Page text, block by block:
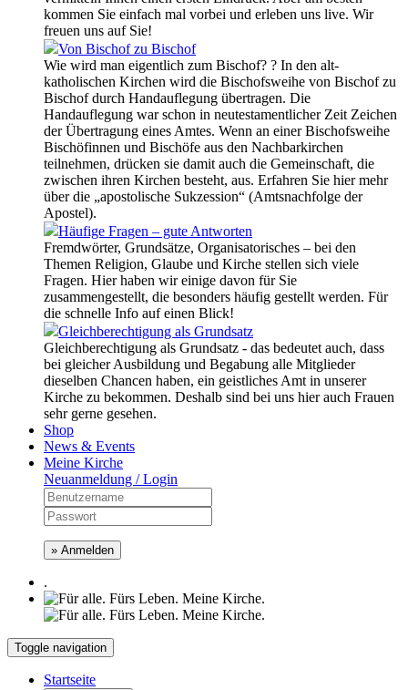
kommen Sie einfach mal vorbei und erleben uns live. Wir
freuen uns auf Sie!
Von Bischof zu Bischof
Wie wird man eigentlich zum Bischof? ? In den alt-
katholischen Kirchen wird die Bischofsweihe von Bischof zu
Bischof durch Handauflegung übertragen. Die
Handauflegung war schon in neutestamentlicher Zeit Zeichen
der Übertragung eines Amtes. Wenn an einer Bischofsweihe
Bischöfinnen und Bischöfe aus den Nachbarkirchen
teilnehmen, drücken sie damit auch die Gemeinschaft, die
zwischen ihren Kirchen besteht, aus. Erfahren Sie hier mehr
über die „apostolische Sukzession“ (Amtsnachfolge der
Apostel).
Häufige Fragen – gute Antworten
Fremdwörter, Grundsätze, Organisatorisches – bei den
Themen Religion, Glaube und Kirche stellen sich viele
Fragen. Hier haben wir einige davon für Sie
zusammengestellt, die besonders häufig gestellt werden. Für
die schnelle Info auf einen Blick!
Gleichberechtigung als Grundsatz
Gleichberechtigung als Grundsatz - das bedeutet auch, dass
bei gleicher Ausbildung und Begabung alle Mitglieder
dieselben Chancen haben, ein geistliches Amt in unserer
Kirche zu bekommen. Deshalb sind bei uns hier auch Frauen
sehr gerne gesehen.
Shop
News & Events
Meine Kirche
Neuanmeldung / Login
» Anmelden
.
Toggle navigation
Startseite